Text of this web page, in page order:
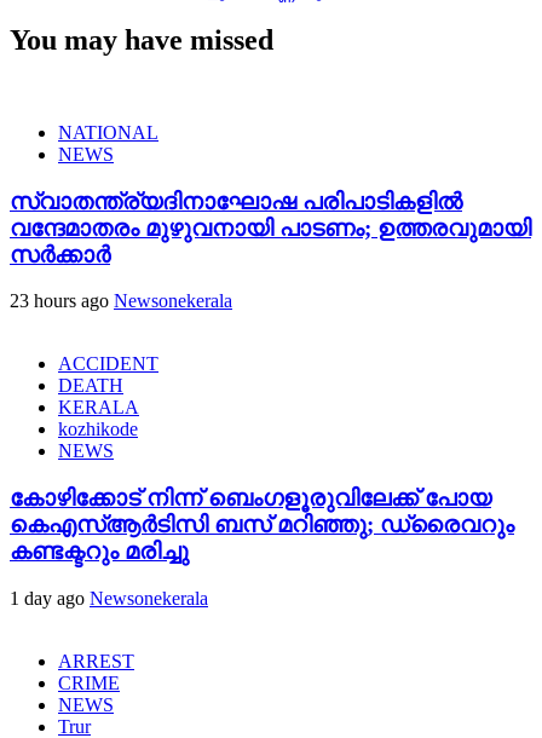
You may have missed
NATIONAL
NEWS
സ്വാതന്ത്ര്യദിനാഘോഷ പരിപാടികളിൽ
വന്ദേമാതരം മുഴുവനായി പാടണം; ഉത്തരവുമായി
സർക്കാർ
23 hours ago Newsonekerala
ACCIDENT
DEATH
KERALA
kozhikode
NEWS
കോഴിക്കോട് നിന്ന് ബെംഗളൂരുവിലേക്ക് പോയ
കെഎസ്ആർടിസി ബസ് മറിഞ്ഞു; ഡ്രൈവറും
കണ്ടക്ടറും മരിച്ചു
1 day ago Newsonekerala
ARREST
CRIME
NEWS
Trur